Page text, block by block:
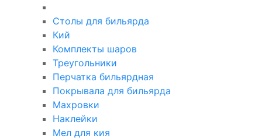
Столы для бильярда
Кий
Комплекты шаров
Треугольники
Перчатка бильярдная
Покрывала для бильярда
Махровки
Наклейки
Мел для кия